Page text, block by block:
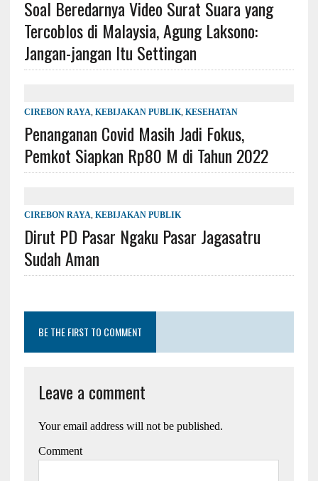
Soal Beredarnya Video Surat Suara yang
Tercoblos di Malaysia, Agung Laksono:
Jangan-jangan Itu Settingan
CIREBON RAYA KEBIJAKAN PUBLIK, KESEHATAN
Penanganan Covid Masih Jadi Fokus,
Pemkot Siapkan Rp80 M di Tahun 2022
CIREBON RAYA KEBIJAKAN PUBLIK
Dirut PD Pasar Ngaku Pasar Jagasatru
Sudah Aman
BE THE FIRST TO COMMENT
Leave a comment
Your email address will not be published.
Comment